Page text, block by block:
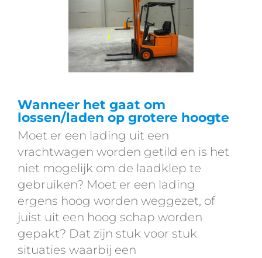
Wanneer het gaat om
lossen/laden op grotere hoogte
Moet er een lading uit een
vrachtwagen worden getild en is het
niet mogelijk om de laadklep te
gebruiken? Moet er een lading
ergens hoog worden weggezet, of
juist uit een hoog schap worden
gepakt? Dat zijn stuk voor stuk
situaties waarbij een